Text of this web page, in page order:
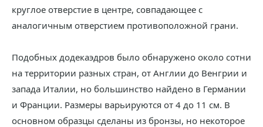
круглое отверстие в центре, совпадающее с
аналогичным отверстием противоположной грани.
Подобных додекаэдров было обнаружено около сотни
на территории разных стран, от Англии до Венгрии и
запада Италии, но большинство найдено в Германии
и Франции. Размеры варьируются от 4 до 11 см. В
основном образцы сделаны из бронзы, но некоторое